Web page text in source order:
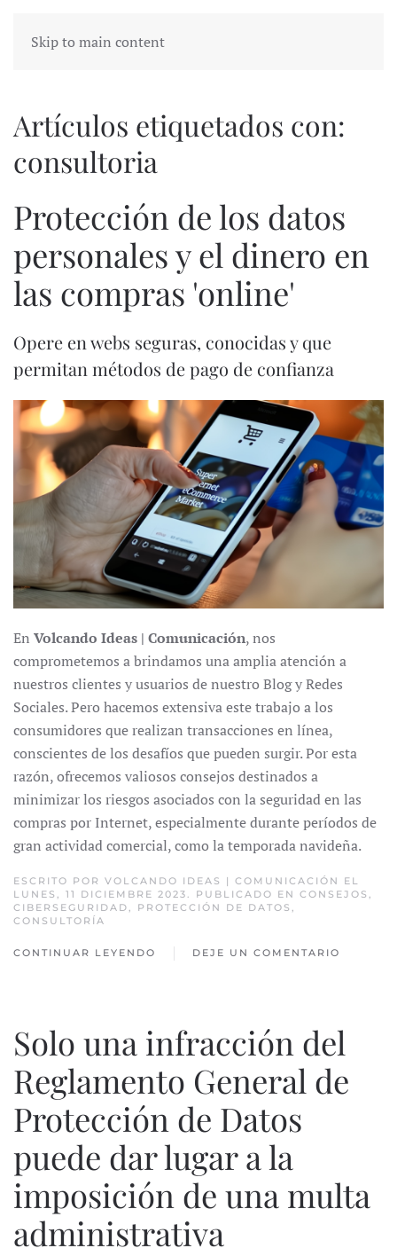
Skip to main content
Artículos etiquetados con:
consultoria
Protección de los datos
personales y el dinero en
las compras 'online'
Opere en webs seguras, conocidas y que
permitan métodos de pago de confianza
En Volcando Ideas | Comunicación, nos
comprometemos a brindamos una amplia atención a
nuestros clientes y usuarios de nuestro Blog y Redes
Sociales. Pero hacemos extensiva este trabajo a los
consumidores que realizan transacciones en línea,
conscientes de los desafíos que pueden surgir. Por esta
razón, ofrecemos valiosos consejos destinados a
minimizar los riesgos asociados con la seguridad en las
compras por Internet, especialmente durante períodos de
gran actividad comercial, como la temporada navideña.
ESCRITO POR VOLCANDO IDEAS | COMUNICACIÓN
EL
LUNES, 11 DICIEMBRE 2023. PUBLICADO EN CONSEJOS ,
CIBERSEGURIDAD, PROTECCIÓN DE DATOS ,
CONSULTORÍA
CONTINUAR LEYENDO DEJE UN COMENTARIO
Solo una infracción del
Reglamento General de
Protección de Datos
puede dar lugar a la
imposición de una multa
administrativa